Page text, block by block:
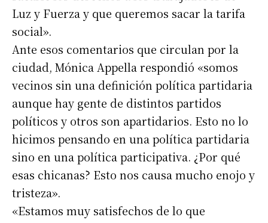
Luz y Fuerza y que queremos sacar la tarifa
social».
Ante esos comentarios que circulan por la
ciudad, Mónica Appella respondió «somos
vecinos sin una definición política partidaria
aunque hay gente de distintos partidos
políticos y otros son apartidarios. Esto no lo
hicimos pensando en una política partidaria
sino en una política participativa. ¿Por qué
esas chicanas? Esto nos causa mucho enojo y
tristeza».
«Estamos muy satisfechos de lo que